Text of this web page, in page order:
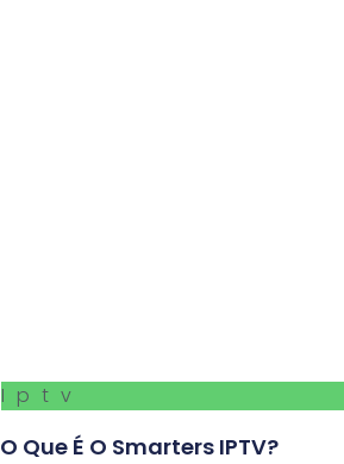
Iptv
O Que É O Smarters IPTV?